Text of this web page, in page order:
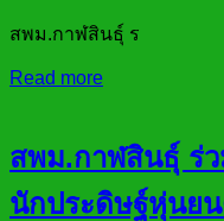
สพม.กาฬสินธุ์ ร
Read more
สพม.กาฬสินธุ์ ร่
นักประดิษฐ์หุ่นยน